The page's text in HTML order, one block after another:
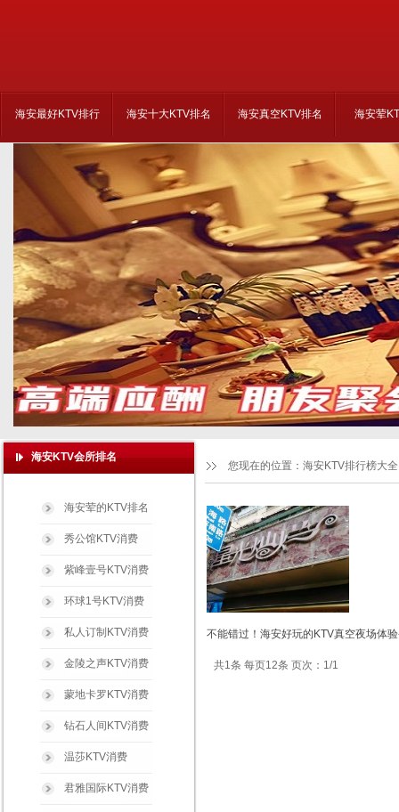
海安最好KTV排行 海安十大KTV排名 海安真空KTV排名 海安荤
不能错过！海安好玩的KTV真空夜场体
共1条 每页12条 页次：1/1
您现在的位置： 海安KTV排行榜大全
海安KTV会所排名
海安荤的KTV排名
秀公馆KTV消费
紫峰壹号KTV消费
环球1号KTV消费
私人订制KTV消费
金陵之声KTV消费
蒙地卡罗KTV消费
钻石人间KTV消费
温莎KTV消费
君雅国际KTV消费